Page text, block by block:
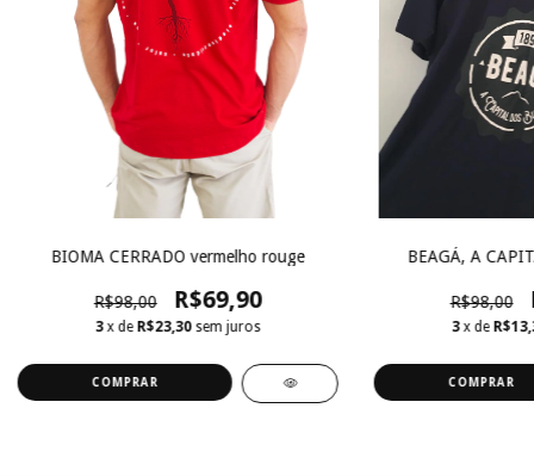
BIOMA CERRADO vermelho rouge
R$98,00 R$69,90
3 x de R$23,30 sem juros
COMPRAR
BEAGÁ, A
R$98,00
3 x de
COMPRAR